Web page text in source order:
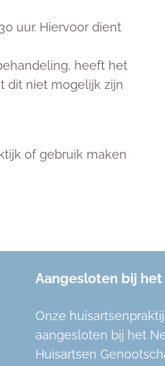
uur. Hiervoor dient
heeft het
dit niet mogelijk zijn
of gebruik maken
Aangesloten bij het
Onze
aangesloten bij het
Huisartsen